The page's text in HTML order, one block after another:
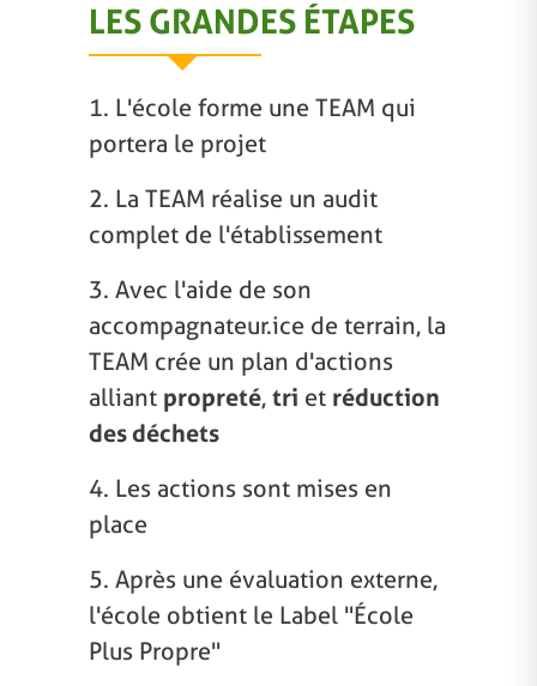
LES GRANDES ÉTAPES
1. L'école forme une TEAM qui
portera le projet
2. La TEAM réalise un audit
complet de l'établissement
3. Avec l'aide de son
accompagnateur.ice de terrain, la
TEAM crée un plan d'actions
alliant propreté, tri et réduction
des déchets
4. Les actions sont mises en
place
5. Après une évaluation externe,
l'école obtient le Label "École
Plus Propre"